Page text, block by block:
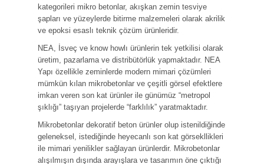
kategorileri mikro betonlar, akışkan zemin tesviye
şapları ve yüzeylerde bitirme malzemeleri olarak akrilik
ve epoksi esaslı teknik çözüm ürünleridir.
NEA, İsveç ve know howlı ürünlerin tek yetkilisi olarak
üretim, pazarlama ve distribütörlük yapmaktadır. NEA
Yapı özellikle zeminlerde modern mimari çözümleri
mümkün kılan mikrobetonlar ve çeşitli görsel efektlere
imkan veren son kat ürünler ile günümüz “metropol
şıklığı” taşıyan projelerde “farklılık” yaratmaktadır.
Mikrobetonlar dekoratif beton ürünler olup istenildiğinde
geleneksel, istediğinde heyecanlı son kat görsekllikleri
ile mimari yenilikler sağlayan ürünlerdir. Mikrobetonlar
alışılmışın dışında arayışlara ve tasarımın öne çıktığı